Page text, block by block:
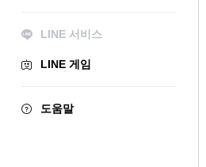
LINE 서비스
LINE 게임
도움말